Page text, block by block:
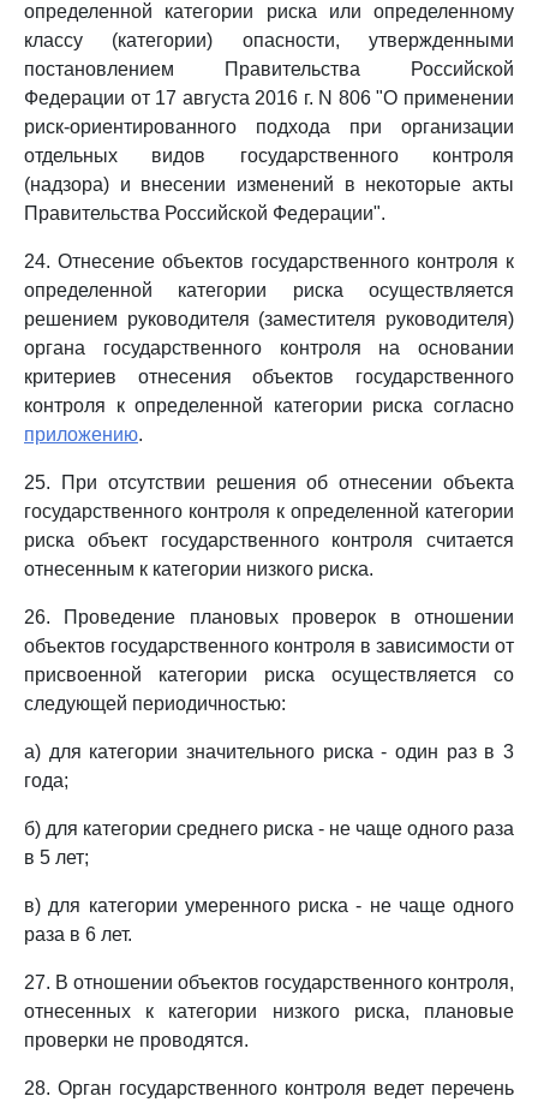
определенной категории риска или определенному
классу (категории) опасности, утвержденными
постановлением Правительства Российской
Федерации от 17 августа 2016 г. N 806 "О применении
риск-ориентированного подхода при организации
отдельных видов государственного контроля
(надзора) и внесении изменений в некоторые акты
Правительства Российской Федерации".
24. Отнесение объектов государственного контроля к
определенной категории риска осуществляется
решением руководителя (заместителя руководителя)
органа государственного контроля на основании
критериев отнесения объектов государственного
контроля к определенной категории риска согласно
приложению.
25. При отсутствии решения об отнесении объекта
государственного контроля к определенной категории
риска объект государственного контроля считается
отнесенным к категории низкого риска.
26. Проведение плановых проверок в отношении
объектов государственного контроля в зависимости от
присвоенной категории риска осуществляется со
следующей периодичностью:
а) для категории значительного риска - один раз в 3
года;
б) для категории среднего риска - не чаще одного раза
в 5 лет;
в) для категории умеренного риска - не чаще одного
раза в 6 лет.
27. В отношении объектов государственного контроля,
отнесенных к категории низкого риска, плановые
проверки не проводятся.
28. Орган государственного контроля ведет перечень